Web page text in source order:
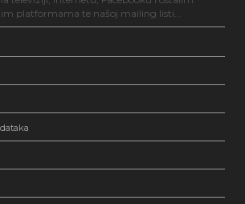
platformama te našoj mailing listi...